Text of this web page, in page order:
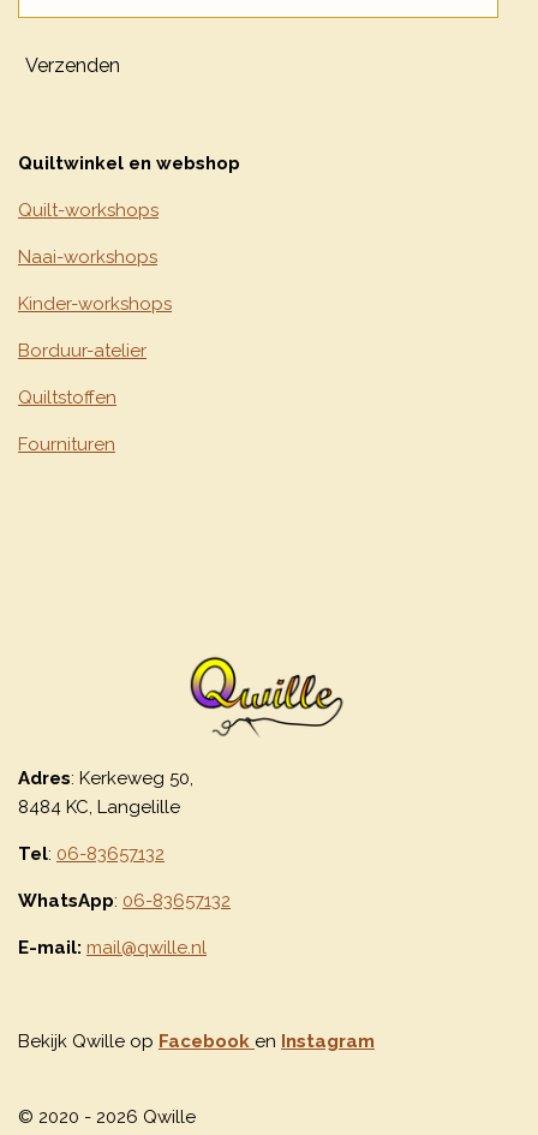
Verzenden
Quiltwinkel en webshop
Quilt-workshops
Naai-workshops
Kinder-workshops
Borduur-atelier
Quiltstoffen
Fournituren
Adres: Kerkeweg 50,
8484 KC, Langelille
Tel: 06-83657132
WhatsApp: 06-83657132
E-mail: mail@qwille.nl
Bekijk Qwille op Facebook en Instagram
© 2020 - 2026 Qwille